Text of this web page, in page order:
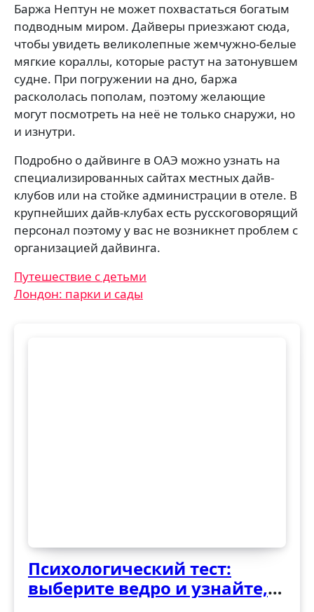
Баржа Нептун не может похвастаться богатым
подводным миром. Дайверы приезжают сюда,
чтобы увидеть великолепные жемчужно-белые
мягкие кораллы, которые растут на затонувшем
судне. При погружении на дно, баржа
раскололась пополам, поэтому желающие
могут посмотреть на неё не только снаружи, но
и изнутри.
Подробно о дайвинге в ОАЭ можно узнать на
специализированных сайтах местных дайв-
клубов или на стойке администрации в отеле. В
крупнейших дайв-клубах есть русскоговорящий
персонал поэтому у вас не возникнет проблем с
организацией дайвинга.
Навигация
по
Путешествие с детьми
Лондон: парки и сады
Психологический тест:
выберите ведро и узнайте,